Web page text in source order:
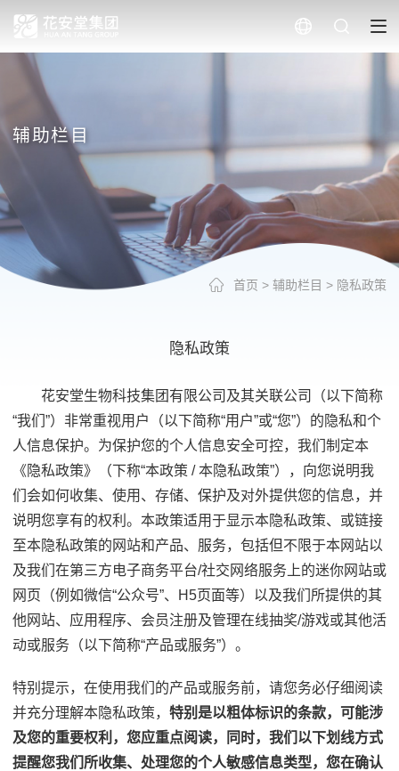
辅助栏目
首页 > 辅助栏目 > 隐私政策
隐私政策
花安堂生物科技集团有限公司及其关联公司（以下简称
“我们”）非常重视用户（以下简称“用户”或“您”）的隐私和个
人信息保护。为保护您的个人信息安全可控，我们制定本
《隐私政策》（下称“本政策 / 本隐私政策”），向您说明我
们会如何收集、使用、存储、保护及对外提供您的信息，并
说明您享有的权利。本政策适用于显示本隐私政策、或链接
至本隐私政策的网站和产品、服务，包括但不限于本网站以
及我们在第三方电子商务平台/社交网络服务上的迷你网站或
网页（例如微信“公众号”、H5页面等）以及我们所提供的其
他网站、应用程序、会员注册及管理在线抽奖/游戏或其他活
动或服务（以下简称“产品或服务”）。
特别提示，在使用我们的产品或服务前，请您务必仔细阅读
并充分理解本隐私政策， 特别是以粗体标识的条款，可能涉
及您的重要权利，您应重点阅读，同时，我们以下划线方式
提醒您我们所收集、处理您的个人敏感信息类型，您在确认